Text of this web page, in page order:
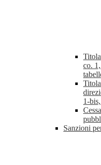
co.
1-
Sanzioni